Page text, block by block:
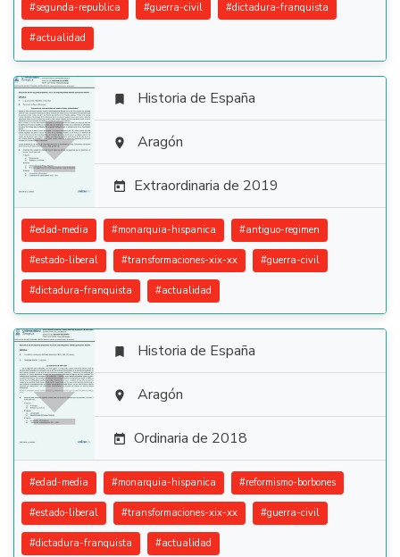
#segunda-republica #guerra-civil #dictadura-franquista
#actualidad

 Historia de España
 Aragón
 Extraordinaria de 2019
#edad-media #monarquia-hispanica #antiguo-regimen
#estado-liberal #transformaciones-xix-xx #guerra-civil
#dictadura-franquista #actualidad

 Historia de España
 Aragón
 Ordinaria de 2018
#edad-media #monarquia-hispanica #reformismo-borbones
#estado-liberal #transformaciones-xix-xx #guerra-civil
#dictadura-franquista #actualidad